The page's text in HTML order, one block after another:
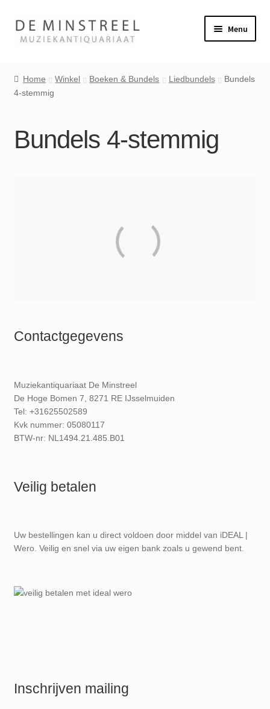
Ga
door
Ga
naar
Menu
Contact
Home Winkel Boeken & Bundels Liedbundels
Bundels
4-stemmig
Bundels 4-stemmig
Contactgegevens
Muziekantiquariaat De Minstreel
De Hoge Bomen 7, 8271 RE IJsselmuiden
Tel: +31625502589
Kvk nummer: 05080117
BTW-nr: NL1494.21.485.B01
Veilig betalen
Uw bestellingen kan u direct voldoen door middel van iDEAL |
Wero. Veilig en snel via uw eigen bank zoals u gewend bent.
Inschrijven mailing